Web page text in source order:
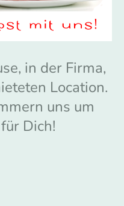
in der Firma,
Location.
uns um
Dich!